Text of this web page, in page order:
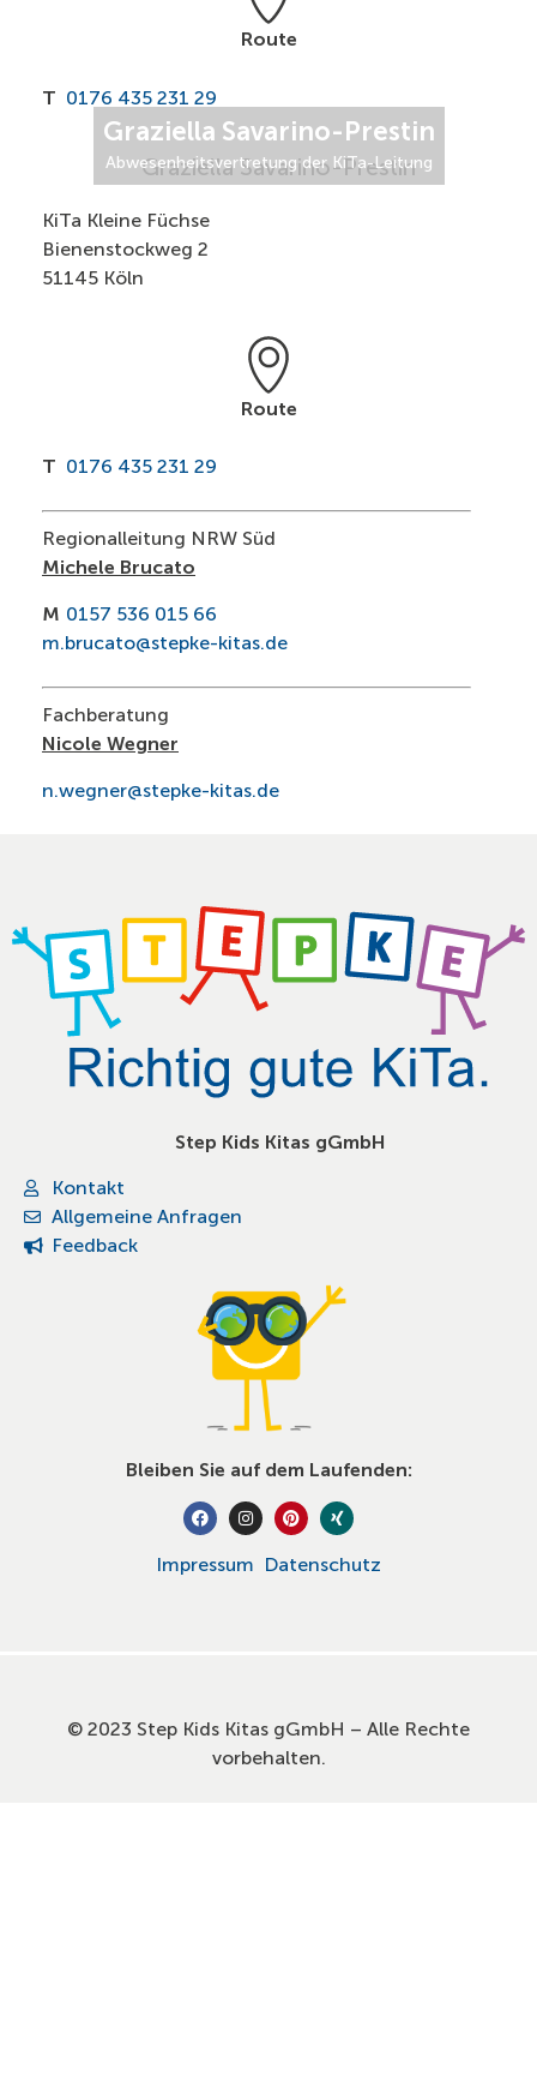
Route
T 0176 435 231 29
Graziella Savarino-Prestin
Abwesenheitsvertretung der KiTa-Leitung
KiTa Kleine Füchse
Bienenstockweg 2
51145 Köln
Route
T 0176 435 231 29
Regionalleitung NRW Süd
Michele Brucato
M 0157 536 015 66
m.brucato@stepke-kitas.de
Fachberatung
Nicole Wegner
n.wegner@stepke-kitas.de
Step Kids Kitas gGmbH
Kontakt
Allgemeine Anfragen
Feedback
Bleiben Sie auf dem Laufenden:
Impressum Datenschutz
© 2023 Step Kids Kitas gGmbH – Alle Rechte
vorbehalten.